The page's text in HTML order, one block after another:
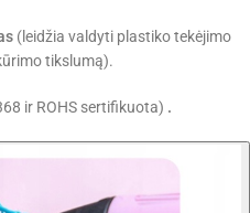
(leidžia valdyti plastiko tekėjimo
tikslumą).
ir ROHS sertifikuota) .